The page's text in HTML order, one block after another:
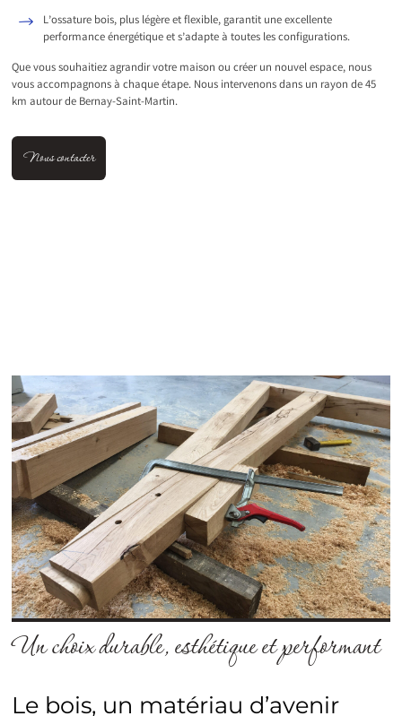
L’ossature bois, plus légère et flexible, garantit une excellente
performance énergétique et s’adapte à toutes les configurations.
Que vous souhaitiez agrandir votre maison ou créer un nouvel espace, nous
vous accompagnons à chaque étape. Nous intervenons dans un rayon de 45
km autour de Bernay-Saint-Martin.
Nous contacter
Un choix durable, esthétique et performant
Le bois, un matériau d’avenir